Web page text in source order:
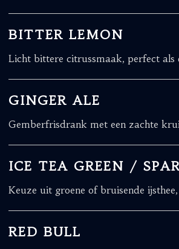
BITTER LEMON
Licht bittere citrussmaak, perfect als
GINGER ALE
Gemberfrisdrank met een zachte
ICE TEA GREEN /
Keuze uit groene of bruisende
RED BULL